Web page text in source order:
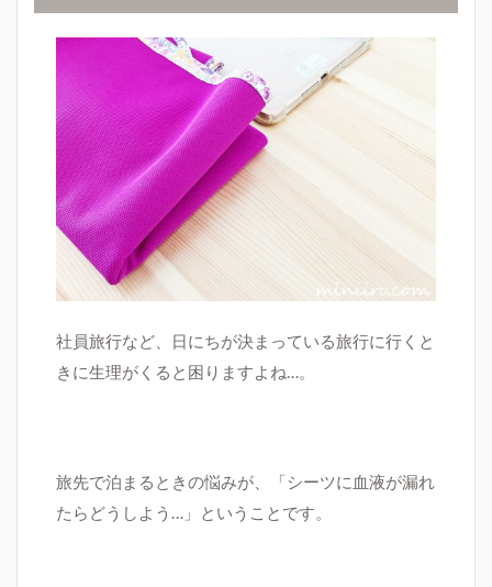
社員旅行など、日にちが決まっている旅行に行くと
きに生理がくると困りますよね…。
旅先で泊まるときの悩みが、 「シーツに血液が漏れ
たらどうしよう… 」 ということです。